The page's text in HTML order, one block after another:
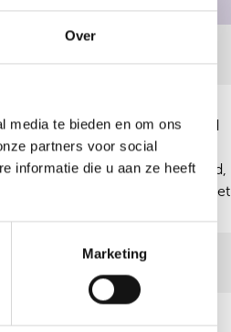
Over
media te bieden en om ons
partners voor social
informatie die u aan ze heeft
Marketing
(Switzerland) AG, UBS Fund
Global Asset Management
Management (Singapore) Ltd,
(UK) Limited, UBS Global Asset